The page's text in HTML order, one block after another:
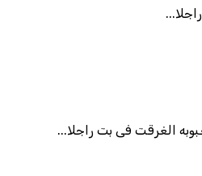
الغرقت فى بت راجلا...